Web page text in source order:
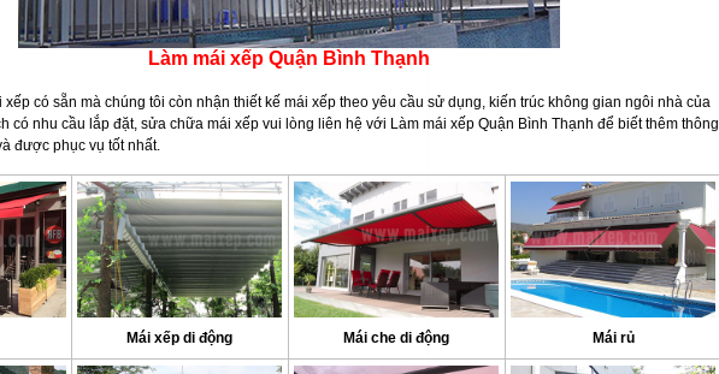
Làm mái xếp Quận Bình Thạnh
xếp có sẵn mà chúng tôi còn nhận thiết kế mái xếp theo yêu cầu sử dụng, kiến trúc không gian ngôi nhà của
có nhu cầu lắp đặt, sửa chữa mái xếp vui lòng liên hệ với Làm mái xếp Quận Bình Thạnh để biết thêm thông
được phục vụ tốt nhất.
Mái xếp di động Mái che di động Mái rủ